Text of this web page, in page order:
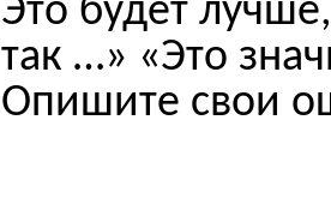
Это будет
так …» «Это
Опишите свои